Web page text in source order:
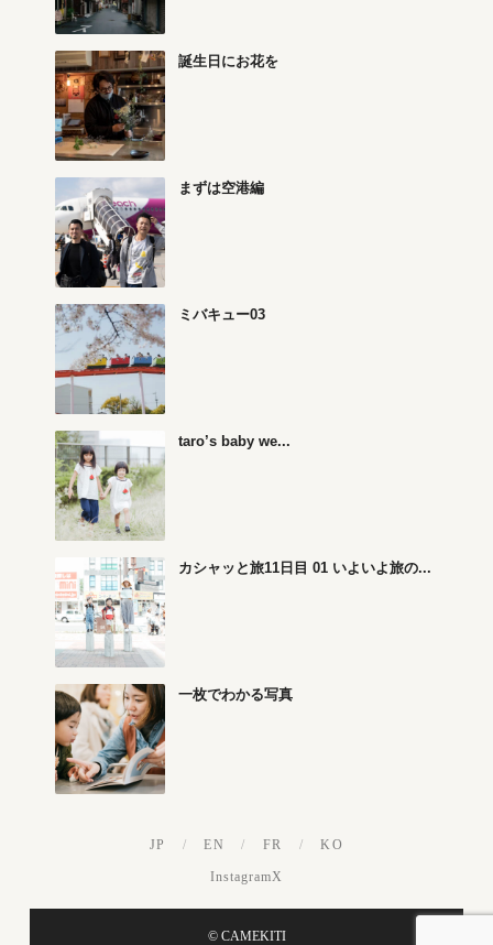
誕生日にお花を
まずは空港編
ミバキュー03
taro’s baby we...
カシャッと旅11日目 01 いよいよ旅の...
一枚でわかる写真
JP / EN / FR / KO
InstagramX
© CAMEKITI